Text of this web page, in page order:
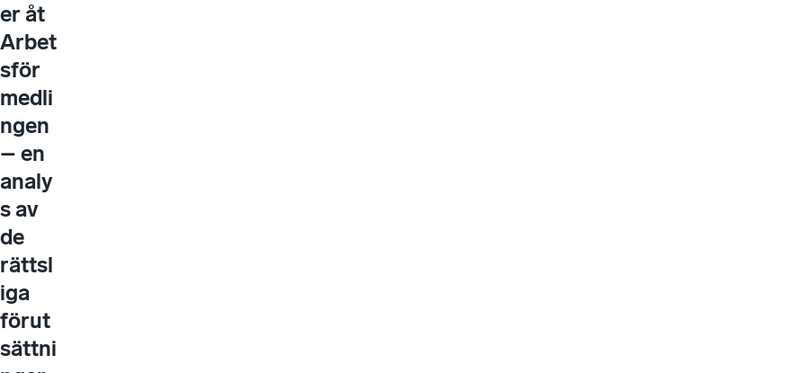
er åt
Arbet
sför
medli
ngen
– en
analy
s av
de
rättsl
iga
förut
sättni